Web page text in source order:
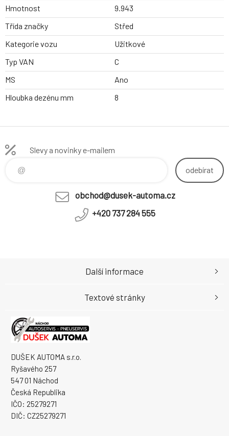
Hmotnost
9.943
Třída značky
Střed
Kategorie vozu
Užitkové
Typ VAN
C
MS
Ano
Hloubka dezénu mm
8
Slevy a novinky e-mailem
odebírat
obchod@dusek-automa.cz
+420 737 284 555
DUŠEK AUTOMA s.r.o.
Ryšavého 257
547 01 Náchod
Česká Republika
IČO: 25279271
DIČ: CZ25279271
Další informace
Textové stránky